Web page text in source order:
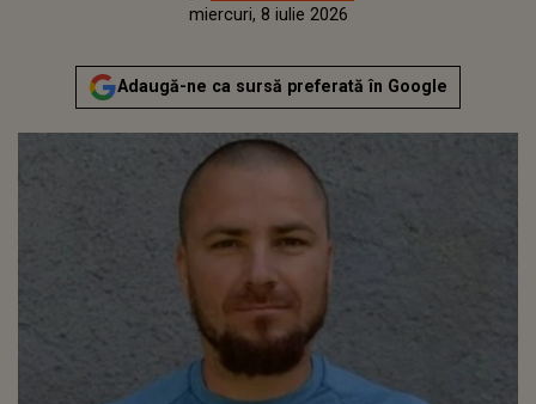
Actualizat:
miercuri, 8 iulie 2026
Adaugă-ne ca sursă preferată în Google